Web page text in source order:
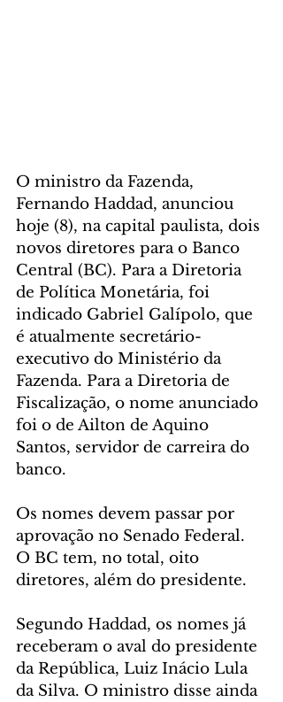
O ministro da Fazenda,
Fernando Haddad, anunciou
hoje (8), na capital paulista, dois
novos diretores para o Banco
Central (BC). Para a Diretoria
de Política Monetária, foi
indicado Gabriel Galípolo, que
é atualmente secretário-
executivo do Ministério da
Fazenda. Para a Diretoria de
Fiscalização, o nome anunciado
foi o de Ailton de Aquino
Santos, servidor de carreira do
banco.
​Os nomes devem passar por
aprovação no Senado Federal.
O BC tem, no total, oito
diretores, além do presidente.
Segundo Haddad, os nomes já
receberam o aval do presidente
da República, Luiz Inácio Lula
da Silva. O ministro disse ainda